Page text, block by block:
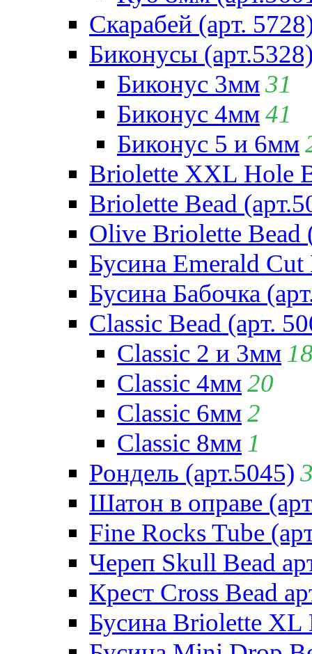
Скарабей (арт.
Биконусы
Биконус 3мм31
Биконус 4мм41
Биконус 5 и 6мм
Briolette XXL Hole
Briolette Bead
Olive Briolette Bead
Бусина Emerald Cut
Бусина Бабочка
Classic Bead (арт.
Classic 2 и 3мм
Classic 4мм20
Classic 6мм2
Classic 8мм 1
Рондель (арт.5045)
Шатон в оправе
Fine Rocks Tube
Череп Skull Bead
Крест Cross Bead
Бусина Briolette XL